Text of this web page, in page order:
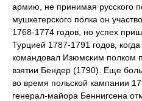
армию, не принимая русского
мушкетерского полка он
1768-1774 годов, но успех
Турцией 1787-1791 годов,
командовал Изюмским полком
взятии Бендер (1790). Еще
во время польской кампании
генерал-майора Беннигсена